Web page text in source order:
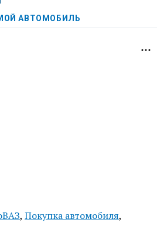
АВТОМОБИЛЬ
, Покупка автомобиля,